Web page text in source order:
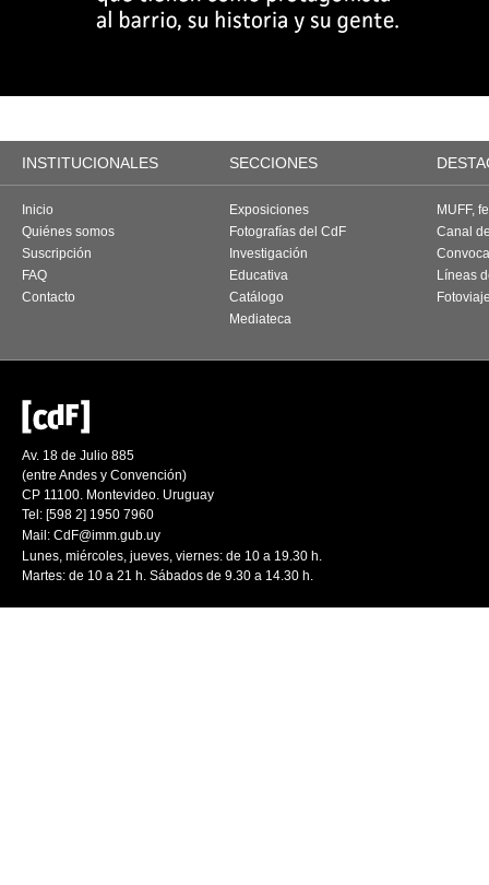
INSTITUCIONALES SECCIONES
Inicio
Quiénes somos
Suscripción
FAQ
Contacto
Exposiciones
Fotografías del CdF
Investigación
Educativa
Catálogo
Mediateca
MUFF,
Canal
Líneas
Av. 18 de Julio 885
(entre Andes y Convención)
CP 11100. Montevideo. Uruguay
Tel: [598 2] 1950 7960
Mail: CdF@imm.gub.uy
Lunes, miércoles, jueves, viernes: de 10 a 19.30 h.
Martes: de 10 a 21 h. Sábados de 9.30 a 14.30 h.